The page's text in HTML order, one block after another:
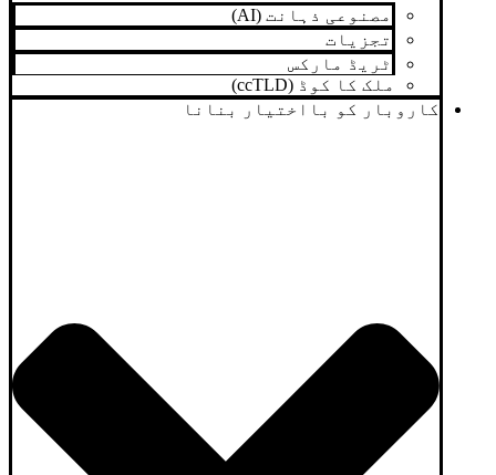
مصنوعی ذہانت (AI)
تجزیات
ٹریڈ مارکس
ملک کا کوڈ (ccTLD)
کاروبار کو بااختیار بنانا